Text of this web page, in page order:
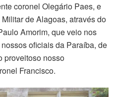
coronel Olegário Paes, e
de Alagoas, através do
Amorim, que veio nos
oficiais da Paraíba, de
proveitoso nosso
Francisco.